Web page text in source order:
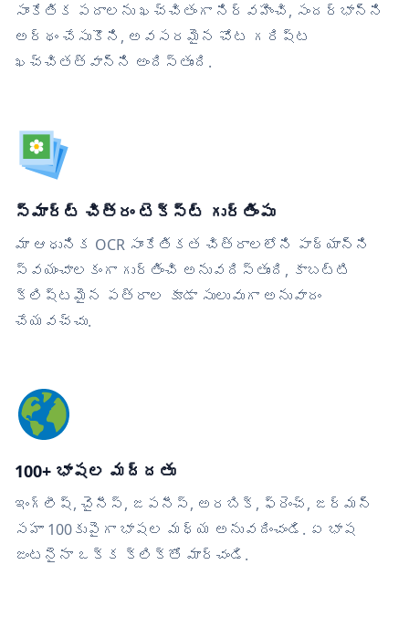
సాంకేతిక పదాలను ఖచ్చితంగా నిర్వహించి, సందర్భాన్ని
అర్థం చేసుకొని, అవసరమైన చోట గరిష్ట
ఖచ్చితత్వాన్ని అందిస్తుంది.
స్మార్ట్ చిత్రం టెక్స్ట్ గుర్తింపు
మా ఆధునిక OCR సాంకేతికత చిత్రాలలోని పాఠ్యాన్ని
స్వయంచాలకంగా గుర్తించి అనువదిస్తుంది, కాబట్టి
క్లిష్టమైన పత్రాల కూడా సులువుగా అనువాదం
చేయవచ్చు.
100+ భాషల మద్దతు
ఇంగ్లీష్, చైనీస్, జపనీస్, అరబిక్, ఫ్రెంచ్, జర్మన్
సహా 100కుపైగా భాషల మధ్య అనువదించండి. ఏ భాష
జంటనైనా ఒక్క క్లిక్‌తో మార్చండి.